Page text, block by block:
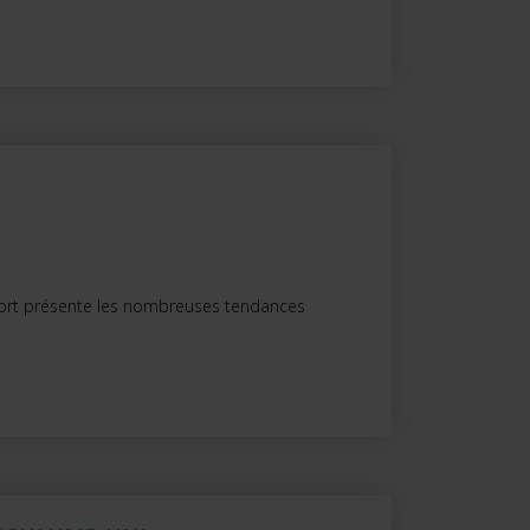
présente les nombreuses tendances